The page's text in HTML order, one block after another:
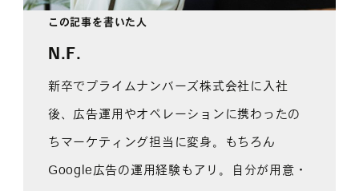
この記事を書いた人
N.F.
新卒でプライムナンバーズ株式会社に入社
後、広告運用やオペレーションに携わったの
ちマーケティング担当に変身。もちろん
Google広告の運用経験もアリ。自分が用意・